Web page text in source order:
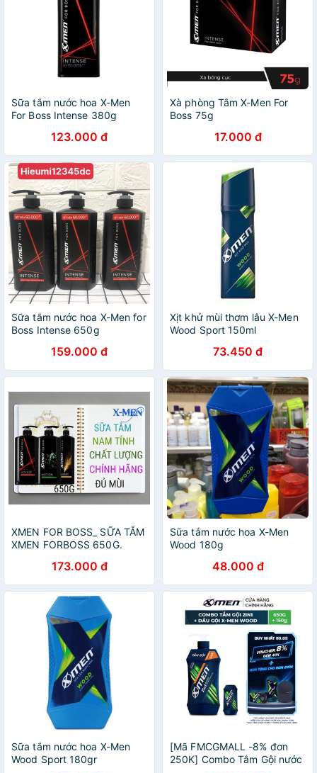
Sữa tắm nước hoa X-Men
For Boss Intense 380g
123.000 đ
Xà phòng Tắm X-Men For
Boss 75g
17.000 đ
Sữa tắm nước hoa X-Men for
Boss Intense 650g
159.000 đ
Xịt khử mùi thơm lâu X-Men
Wood Sport 150ml
73.450 đ
XMEN FOR BOSS_ SỮA TẮM
XMEN FORBOSS 650G.
173.000 đ
Sữa tắm nước hoa X-Men
Wood 180g
48.000 đ
Sữa tắm nước hoa X-Men
Wood Sport 180gr
[Mã FMCGMALL -8% đơn
250K] Combo Tắm Gội nước